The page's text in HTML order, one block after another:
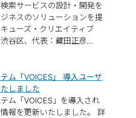
索サービスの設計・開発を
ネスのソリューションを提
ューズ・クリエイティブ
渋谷区、代表：藏田正彦…
ム「VOICES」 導入ユーザ
しました
ム「VOICES」を導入され
報を更新いたしました。 詳